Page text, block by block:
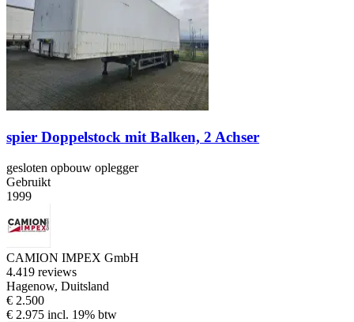
spier Doppelstock mit Balken, 2 Achser
gesloten opbouw oplegger
Gebruikt
1999
CAMION IMPEX GmbH
4.419 reviews
Hagenow, Duitsland
€ 2.500
€ 2.975 incl. 19% btw